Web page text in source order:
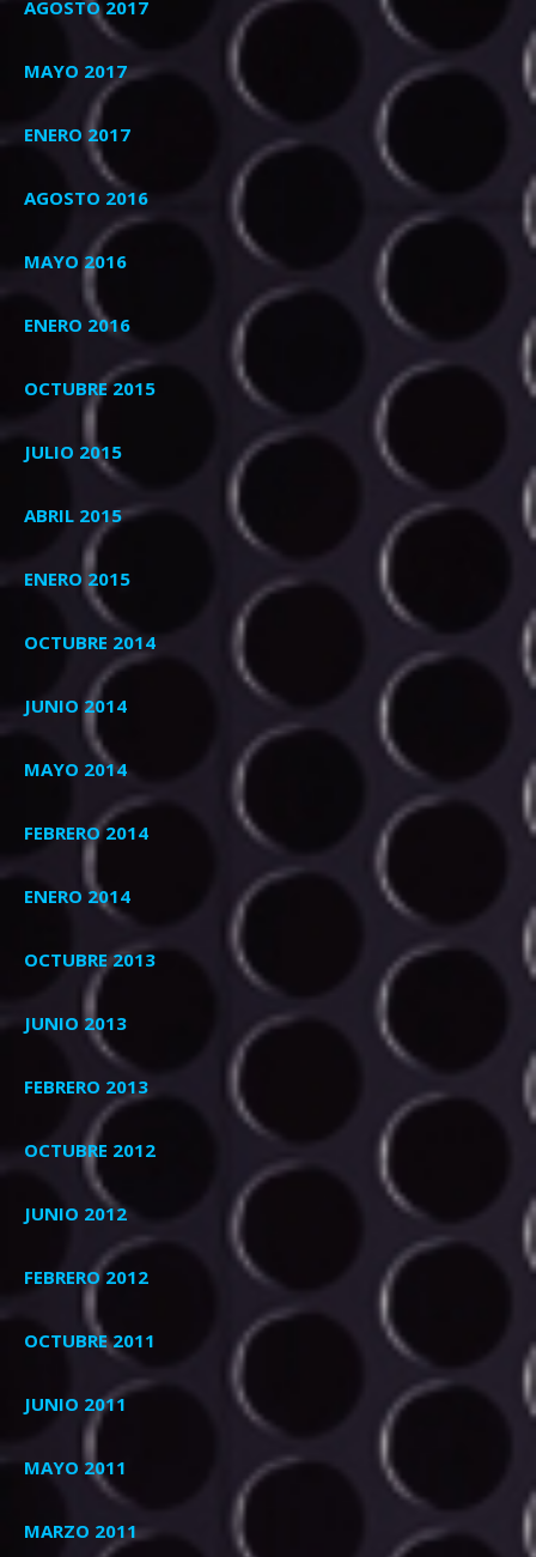
AGOSTO 2017
MAYO 2017
ENERO 2017
AGOSTO 2016
MAYO 2016
ENERO 2016
OCTUBRE 2015
JULIO 2015
ABRIL 2015
ENERO 2015
OCTUBRE 2014
JUNIO 2014
MAYO 2014
FEBRERO 2014
ENERO 2014
OCTUBRE 2013
JUNIO 2013
FEBRERO 2013
OCTUBRE 2012
JUNIO 2012
FEBRERO 2012
OCTUBRE 2011
JUNIO 2011
MAYO 2011
MARZO 2011